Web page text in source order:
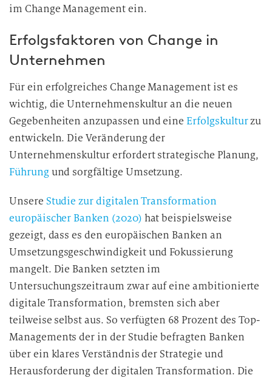
im Change Management ein.
Erfolgsfaktoren von Change in
Unternehmen
Für ein erfolgreiches Change Management ist es
wichtig, die Unternehmenskultur an die neuen
Gegebenheiten anzupassen und eineErfolgskulturzu
entwickeln. Die Veränderung der
Unternehmenskultur erfordert strategische Planung,
Führungund sorgfältige Umsetzung.
Unsere Studie zur digitalen Transformation
europäischer Banken (2020) hat beispielsweise
gezeigt, dass es den europäischen Banken an
Umsetzungsgeschwindigkeit und Fokussierung
mangelt. Die Banken setzten im
Untersuchungszeitraum zwar auf eine ambitionierte
digitale Transformation, bremsten sich aber
teilweise selbst aus. So verfügten 68 Prozent des Top-
Managements der in der Studie befragten Banken
über ein klares Verständnis der Strategie und
Herausforderung der digitalen Transformation. Die